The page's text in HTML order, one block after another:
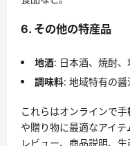
6. その他の特産品
地酒: 日本酒、焼酎、
調味料: 地域特有の醤
これらはオンラインで
や贈り物に最適なアイ
レビュー、商品説明、